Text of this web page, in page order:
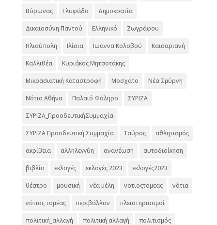
Βύρωνας Γλυφάδα Δημοκρατία
Δικαιοσύνη Παντού Ελληνικό Ζωγράφου
Ηλιούπολη Ιλίσια Ιωάννα Κολοβού Καισαριανή
Καλλιθέα Κυριάκος Μητσοτάκης
Μικρασιατική Καταστροφή Μοσχάτο Νέα Σμύρνη
Νότια Αθήνα Παλαιό Φάληρο ΣΥΡΙΖΑ
ΣΥΡΙΖΑ_ΠροοδευτικήΣυμμαχία
ΣΥΡΙΖΑ Προοδευτική Συμμαχία Ταύρος αθλητισμός
ακρίβεια αλληλεγγύη ανανέωση αυτοδιοίκηση
βιβλίο εκλογές εκλογές 2023 εκλογές2023
θέατρο μουσική νέα μέλη νοτιοςτομεας νότια
νότιος τομέας περιβάλλον πλειστηριασμοί
πολιτική_αλλαγή πολιτική αλλαγή πολιτισμός